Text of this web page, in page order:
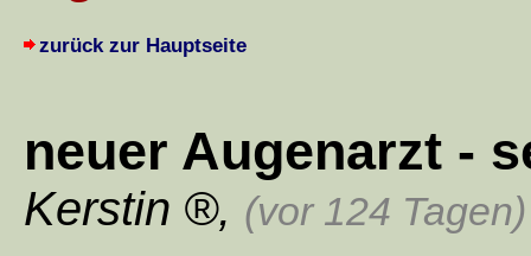
zurück zur Hauptseite
neuer Augenarzt -
Kerstin , (vor 124 Tagen)